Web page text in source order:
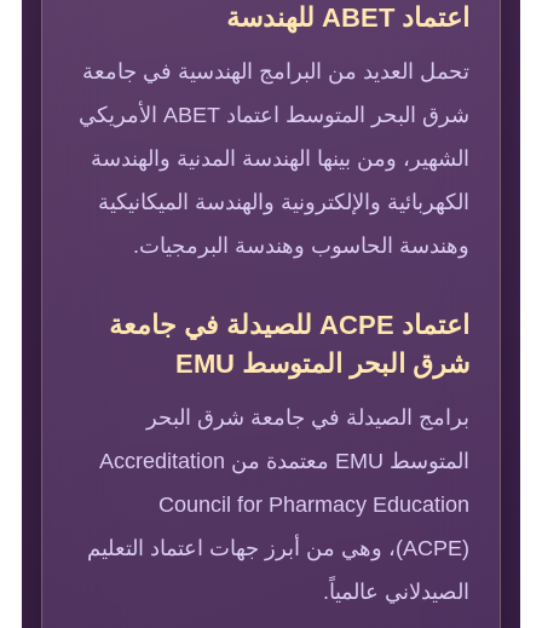
اعتماد ABET للهندسة
تحمل العديد من البرامج الهندسية في جامعة
شرق البحر المتوسط اعتماد ABET الأمريكي
الشهير، ومن بينها الهندسة المدنية والهندسة
الكهربائية والإلكترونية والهندسة الميكانيكية
وهندسة الحاسوب وهندسة البرمجيات.
اعتماد ACPE للصيدلة في جامعة
شرق البحر المتوسط EMU
برامج الصيدلة في جامعة شرق البحر
المتوسط EMU معتمدة من Accreditation
Council for Pharmacy Education
(ACPE)، وهي من أبرز جهات اعتماد التعليم
الصيدلاني عالمياً.